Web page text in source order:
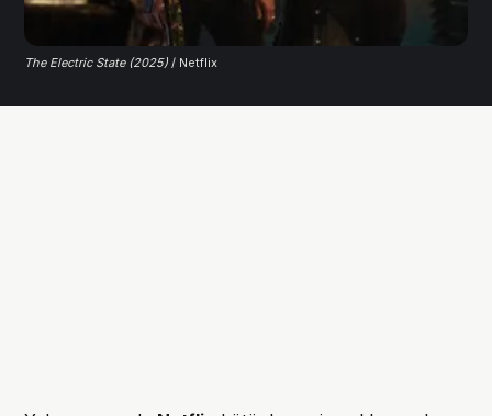
The Electric State (2025) / Netflix